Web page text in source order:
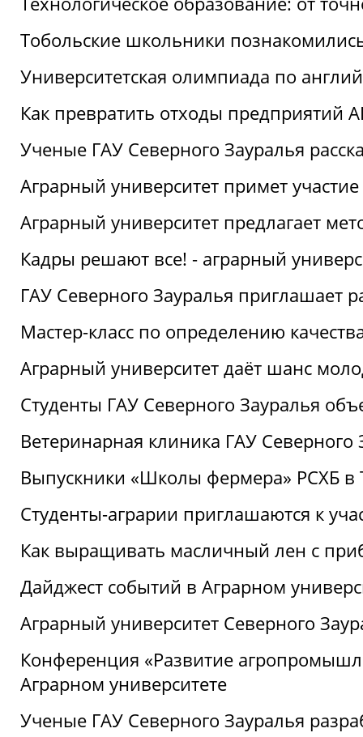
Тобольские школьники
Университетская олимпиада по
Как превратить отходы предприятий
Ученые ГАУ Северного Зауралья
Аграрный университет примет
Аграрный университет предлагает
Кадры решают все! - аграрный
ГАУ Северного Зауралья приглашает
Мастер-класс по определению
Аграрный университет даёт шанс
Студенты ГАУ Северного Зауралья
Ветеринарная клиника ГАУ Северного
Выпускники «Школы фермера» РСХБ
Студенты-аграрии приглашаются к
Как выращивать масличный лен с
Дайджест событий в Аграрном
Аграрный университет Северного
Конференция «Развитие
Аграрном университете
Ученые ГАУ Северного Зауралья